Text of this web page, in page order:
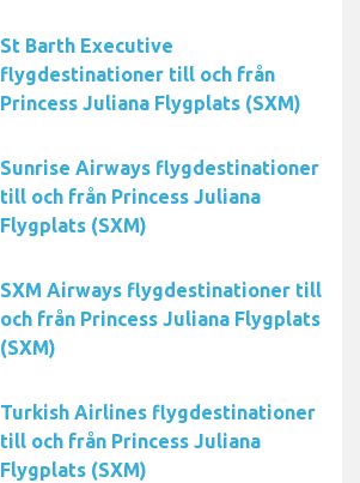
St Barth Executive
flygdestinationer till och från
Princess Juliana Flygplats (SXM)
Sunrise Airways flygdestinationer
till och från Princess Juliana
Flygplats (SXM)
SXM Airways flygdestinationer till
och från Princess Juliana Flygplats
(SXM)
Turkish Airlines flygdestinationer
till och från Princess Juliana
Flygplats (SXM)